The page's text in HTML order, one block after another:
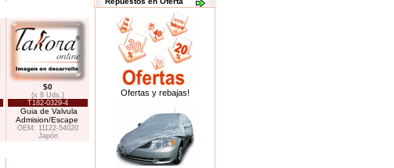
$0
(x 8 Uds.)
T182-0329-4
Guia de Valvula
Admision/Escape
OEM: 11122-54020
Japón
Ofertas y rebajas!